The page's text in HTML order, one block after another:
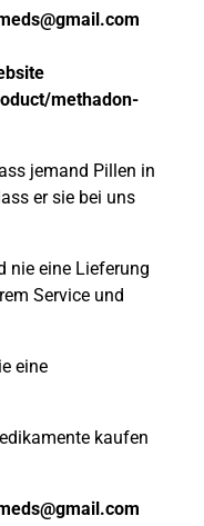
methadon-
jemand Pillen in
er sie bei uns
nie eine Lieferung
Service und
eine
kaufen